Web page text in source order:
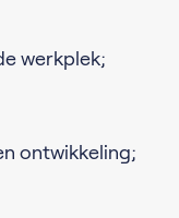
werkplek;
ontwikkeling;